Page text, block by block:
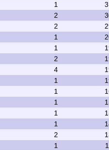
1
2
2
1
1
2
4
1
1
1
1
1
2
1